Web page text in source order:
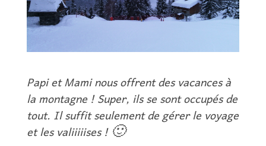
Papi et Mami nous offrent des vacances à
la montagne ! Super, ils se sont occupés de
tout. Il suffit seulement de gérer le voyage
et les valiiiiises ! 🙂